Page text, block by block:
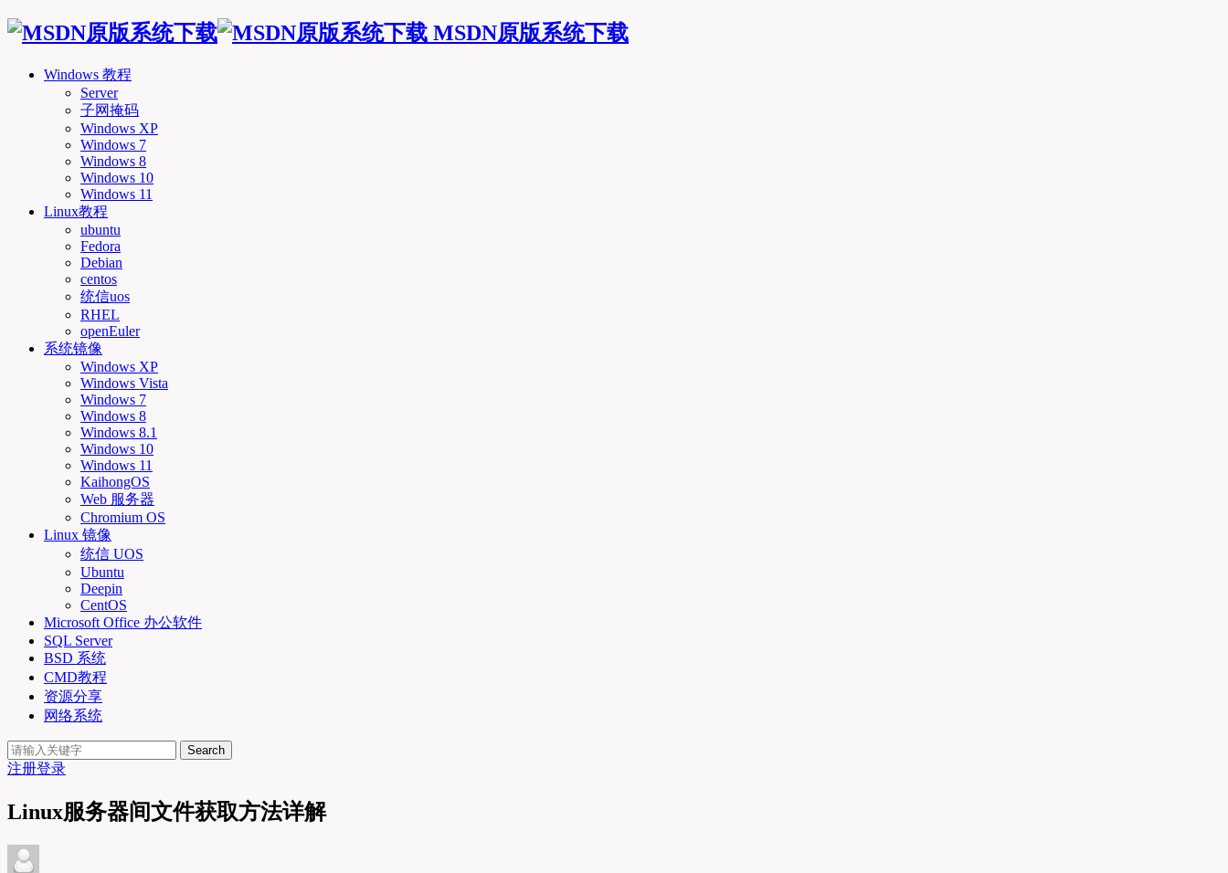
MSDN原版系统下载
Windows 教程
Server
子网掩码
Windows XP
Windows 7
Windows 8
Windows 10
Windows 11
Linux教程
ubuntu
Fedora
Debian
centos
统信uos
RHEL
openEuler
系统镜像
Windows XP
Windows Vista
Windows 7
Windows 8
Windows 8.1
Windows 10
Windows 11
KaihongOS
Web 服务器
Chromium OS
Linux 镜像
统信 UOS
Ubuntu
Deepin
CentOS
Microsoft Office 办公软件
SQL Server
BSD 系统
CMD教程
资源分享
网络系统
Search
注册登录
Linux服务器间文件获取方法详解